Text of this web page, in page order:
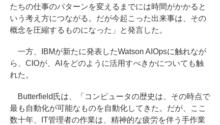
たちの仕事のパターンを変えるまでには時間がかかると
いう考え方につながる。だが今起こった出来事は、その
概念を圧縮するものになった」と発言した。
一方、IBMが新たに発表したWatson AIOpsに触れなが
ら、CIOが、AIをどのように活用すべきかについても触
れた。
Butterfield氏は、「コンピュータの歴史は、その時点で
最も自動化が可能なものを自動化してきた。だが、ここ
数十年、IT管理者の作業は、精神的な疲労を伴う手作業